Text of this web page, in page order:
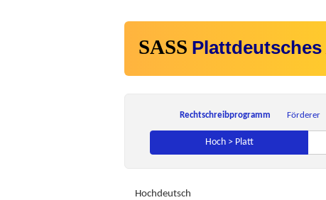
SASS Plattdeutsches
Rechtschreibprogramm Förderer
Hoch > Platt
Hochdeutsch